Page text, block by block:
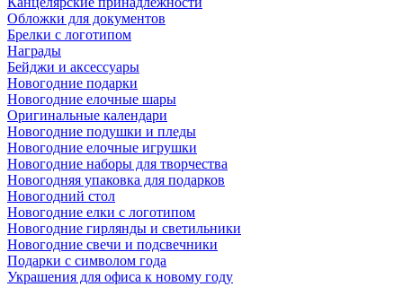
Обложки для документов
Брелки с логотипом
Награды
Бейджи и аксессуары
Новогодние подарки
Новогодние елочные шары
Оригинальные календари
Новогодние подушки и пледы
Новогодние елочные игрушки
Новогодние наборы для творчества
Новогодняя упаковка для подарков
Новогодний стол
Новогодние елки с логотипом
Новогодние гирлянды и светильники
Новогодние свечи и подсвечники
Подарки с символом года
Украшения для офиса к новому году